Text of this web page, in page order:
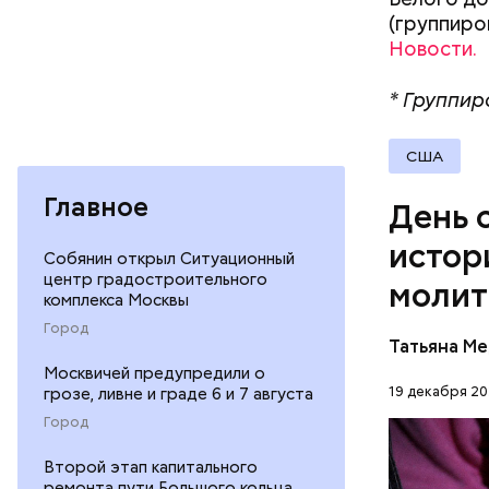
Главное
Собянин открыл Ситуационный
центр градостроительного
комплекса Москвы
Город
Москвичей предупредили о
грозе, ливне и граде 6 и 7 августа
Город
Второй этап капитального
Новости.
*
США
День
Татьяна
19 декабря
очень
ЦЕРКОВЬ
мелко
к ним
10-15
тушить в